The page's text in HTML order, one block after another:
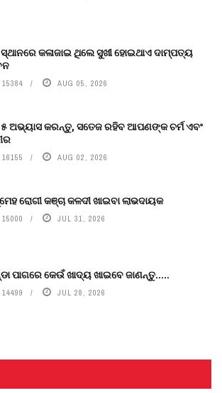
କଳାଜାଇ ଥିଲେ ସୁଖୀ ହୋଇଥାଏ ଦାମ୍ପତ୍ୟ
15384 AUG 05, 2026
ଅଭ୍ୟାସ କରନ୍ତୁ, ସତେଜ ରହିବ ଆପଣଙ୍କ ଚର୍ମ ଏବଂ
16155 AUG 02, 2026
ରୋଗୀ କଞ୍ଚା କଳଦୀ ଖାଇବା ଲାଭଦାୟକ
15000 JUL 31, 2026
ପାଗରେ କେଉଁ ଖାଦ୍ୟ ଖାଇବେ ଜାଣନ୍ତୁ.....
14499 JUL 28, 2026